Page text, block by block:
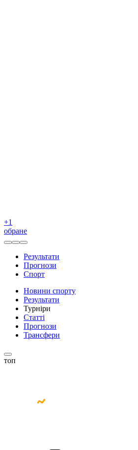
+1
обране
Результати
Прогнози
Спорт
Новини спорту
Результати
Турніри
Статті
Прогнози
Трансфери
топ